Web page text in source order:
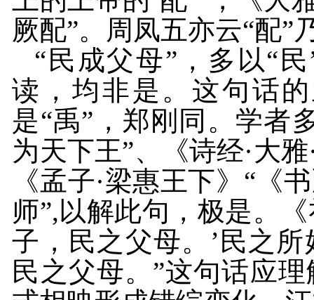
厥配”。周凤五亦云“配”
“民成父母”，多以“
读，均非是。这句话
是“禹”，郑刚同。学者
为天下王”、《诗经·大
《孟子·梁惠王下》“《
师”,以解此句，极是。
子，民之父母。’民之
民之父母。”这句话应